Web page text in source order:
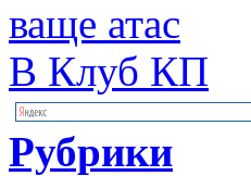
ваще атас
В Клуб КП
Рубрики